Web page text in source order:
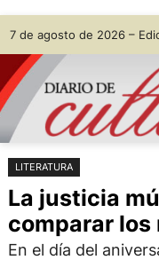
Saltar
al
contenido
Skip
to
content
7 de agosto de 2026 –
LITERATURA
La justicia
comparar los
En el día del